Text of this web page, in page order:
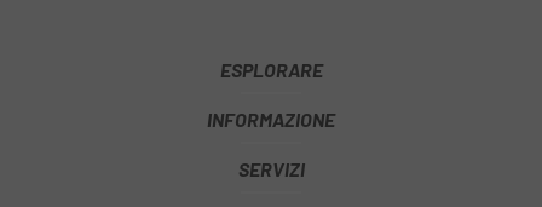
ESPLORARE
INFORMAZIONE
SERVIZI